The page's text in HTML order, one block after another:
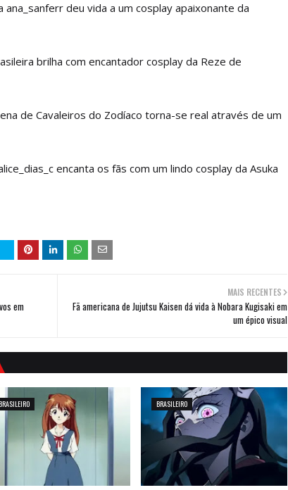
ana_sanferr deu vida a um cosplay apaixonante da
brilha com encantador cosplay da Reze de
de Cavaleiros do Zodíaco torna-se real através de um
encanta os fãs com um lindo cosplay da Asuka
MAIS RECENTES
Fã americana de Jujutsu Kaisen dá vida à Nobara Kugisaki em
um épico visual
em
BRASILEIRO